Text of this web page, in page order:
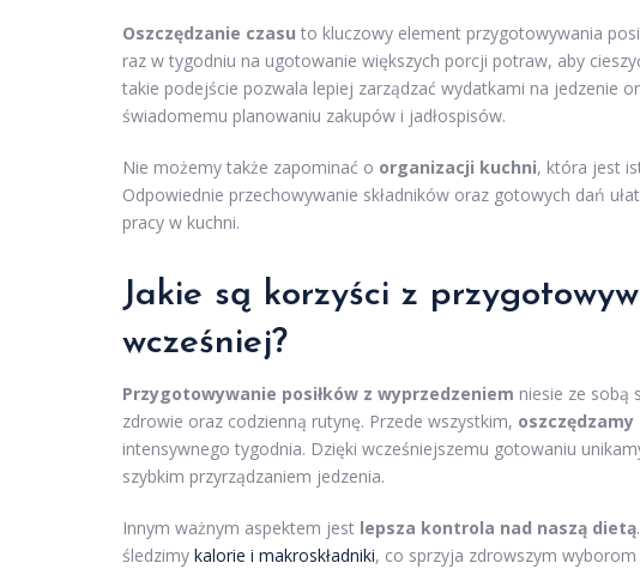
Oszczędzanie czasu to kluczowy element przygotowywania
raz w tygodniu na ugotowanie większych porcji potraw, aby
takie podejście pozwala lepiej zarządzać wydatkami na jedzenie
świadomemu planowaniu zakupów i jadłospisów.
Nie możemy także zapominać o organizacji kuchni, która jest
Odpowiednie przechowywanie składników oraz gotowych dań
pracy w kuchni.
Jakie są korzyści z
wcześniej?
Przygotowywanie posiłków z wyprzedzeniem niesie ze sobą
zdrowie oraz codzienną rutynę. Przede wszystkim, oszczędzamy
intensywnego tygodnia. Dzięki wcześniejszemu gotowaniu
szybkim przyrządzaniem jedzenia.
Innym ważnym aspektem jest lepsza kontrola nad naszą dietą
śledzimy kalorie i makroskładniki, co sprzyja zdrowszym